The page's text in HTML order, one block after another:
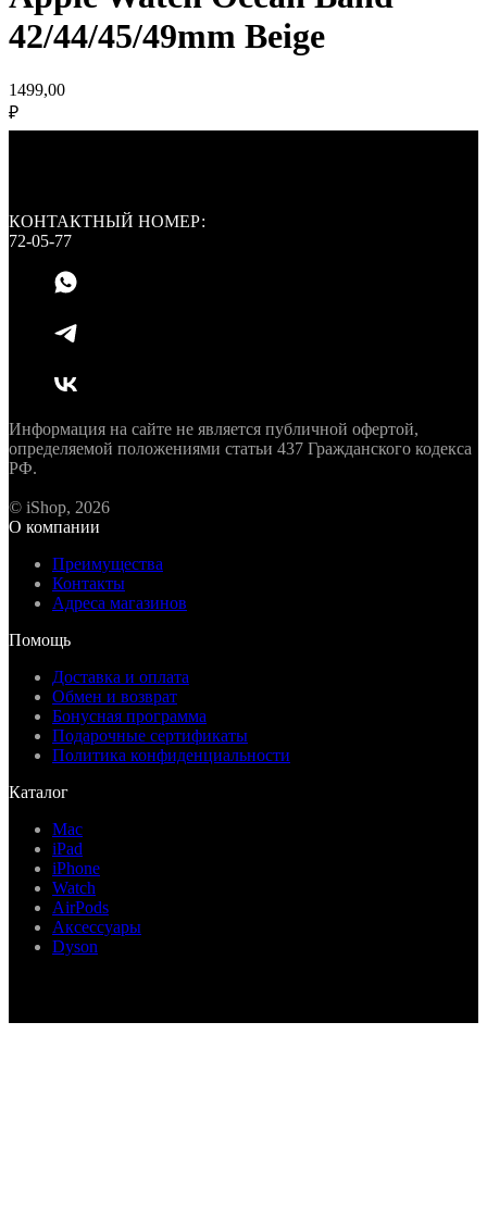
42/44/45/49mm Beige
1499,00
₽
КОНТАКТНЫЙ НОМЕР:
72-05-77
Информация на сайте не является публичной офертой,
определяемой положениями статьи 437 Гражданского кодекса
РФ.
© iShop, 2026
О компании
Преимущества
Контакты
Адреса магазинов
Помощь
Доставка и оплата
Обмен и возврат
Бонусная программа
Подарочные сертификаты
Политика конфиденциальности
Каталог
Mac
iPad
iPhone
Watch
AirPods
Аксессуары
Dyson